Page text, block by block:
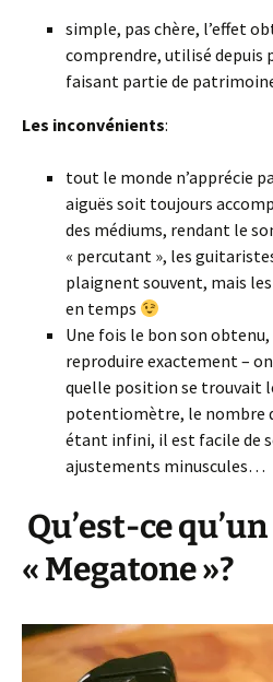
simple, pas chère, l’effet
comprendre, utilisé depuis
faisant partie de
Les inconvénients:
tout le monde n’apprécie
aiguës soit toujours
des médiums, rendant le
« percutant », les
plaignent souvent, mais
en temps
Une fois le bon son
reproduire exactement –
quelle position se trouvait
potentiomètre, le nombre
étant infini, il est facile de
ajustements minuscules…
Qu’est-ce qu’un
« Megatone »?